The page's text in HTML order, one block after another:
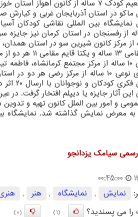
۹ ساله از رفسنجان در استان کرمان نیز
نمین و مهدی نوعی ۱۰ ساله از مرکز
این آثار جایزه یا دیپلم افتخار گرفت.
و امور بین الملل کانون تهیه و
سیامك یزدانجو
00:45:00
نمایش , نمایشگاه , هنر ,
را می پسندید؟
(1)
(0)